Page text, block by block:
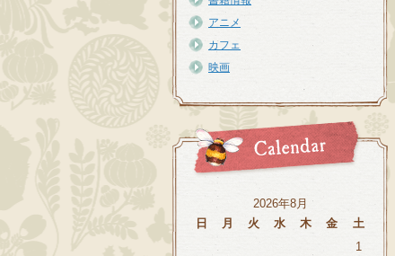
アニメ
カフェ
映画
2026年8月
日
月 火 水 木 金
土
1